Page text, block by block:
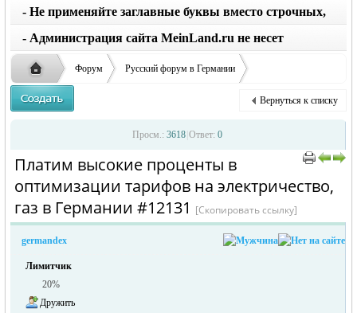
собой право редактировать объявление, не искажая
его смысл
- Не применяйте заглавные буквы вместо строчных,
последует удаление объявления
- Администрация сайта MeinLand.ru не несет
ответственности за содержание размещенных
объявлений
Форум Русский форум в Германии
Объявления в Германии
›
Предлагаю работу в Германии
Платим высокие проценты в оп ...
Вернуться к списку
Просм.: 3618 Ответ: 0
Платим высокие проценты в
оптимизации тарифов на электричество,
газ в Германии #12131 [Скопировать ссылку]
germandex
Лимитчик
20%
Дружить